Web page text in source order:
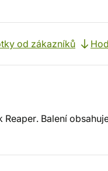
od zákazníků
Balení